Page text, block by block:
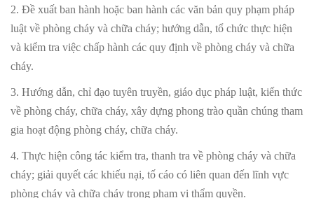
2. Đề xuất ban hành hoặc ban hành các văn bản quy phạm pháp
luật về phòng cháy và chữa cháy; hướng dẫn, tổ chức thực hiện
và kiểm tra việc chấp hành các quy định về phòng cháy và chữa
cháy.
3. Hướng dẫn, chỉ đạo tuyên truyền, giáo dục pháp luật, kiến thức
về phòng cháy, chữa cháy, xây dựng phong trào quần chúng tham
gia hoạt động phòng cháy, chữa cháy.
4. Thực hiện công tác kiểm tra, thanh tra về phòng cháy và chữa
cháy; giải quyết các khiếu nại, tố cáo có liên quan đến lĩnh vực
phòng cháy và chữa cháy trong phạm vi thẩm quyền.